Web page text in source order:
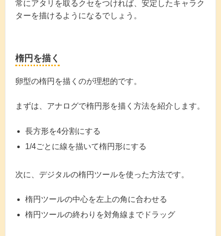
常にアタリを取るクセをつければ、安定したキャラク
ターを描けるようになるでしょう。
楕円を描く
卵型の楕円を描くのが理想的です。
まずは、アナログで楕円形を描く方法を紹介します。
長方形を4分割にする
1/4ごとに線を描いて楕円形にする
次に、デジタルの楕円ツールを使った方法です。
楕円ツールの中心を左上の角に合わせる
楕円ツールの終わりを対角線までドラッグ